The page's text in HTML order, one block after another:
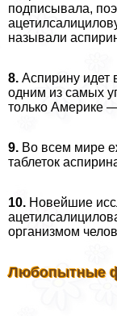
подписывала,
называли
8. Аспирину идет
одним из самых
только Америке
9. Во всем мире
таблеток
10. Новейшие
организмом
Любопытные